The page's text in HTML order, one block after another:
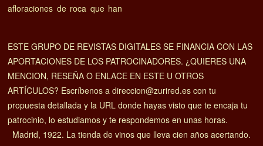
afloraciones de roca que han
ESTE GRUPO DE REVISTAS DIGITALES SE FINANCIA CON LAS
APORTACIONES DE LOS PATROCINADORES. ¿QUIERES UNA
MENCION, RESEÑA O ENLACE EN ESTE U OTROS
ARTÍCULOS? Escríbenos a direccion@zurired.es con tu
propuesta detallada y la URL donde hayas visto que te encaja tu
patrocinio, lo estudiamos y te respondemos en unas horas.
Madrid, 1922. La tienda de vinos que lleva cien años acertando.